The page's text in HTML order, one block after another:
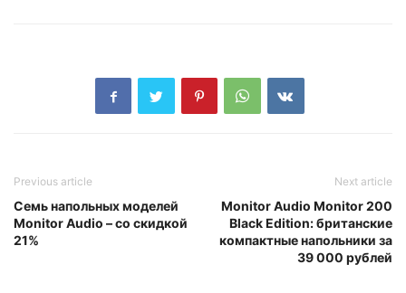
Previous article
Семь напольных моделей
Monitor Audio – со скидкой
21%
Next article
Monitor Audio Monitor 200
Black Edition: британские
компактные напольники за
39 000 рублей